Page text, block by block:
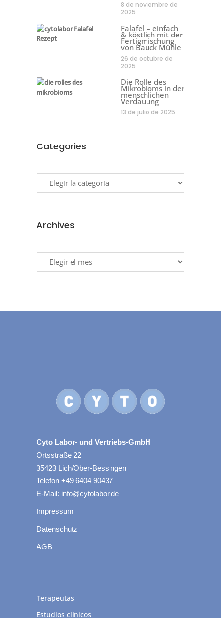
8 de noviembre de
2025
Falafel – einfach
& köstlich mit der
Fertigmischung
von Bauck Mühle
26 de octubre de
2025
Die Rolle des
Mikrobioms in der
menschlichen
Verdauung
13 de julio de 2025
Categories
Archives
Cyto Labor- und Vertriebs-GmbH
Ortsstraße 22
35423 Lich/Ober-Bessingen
Telefon +49 6404 90437
E-Mail: info@cytolabor.de
Impressum
Datenschutz
AGB
Terapeutas
Estudios clínicos